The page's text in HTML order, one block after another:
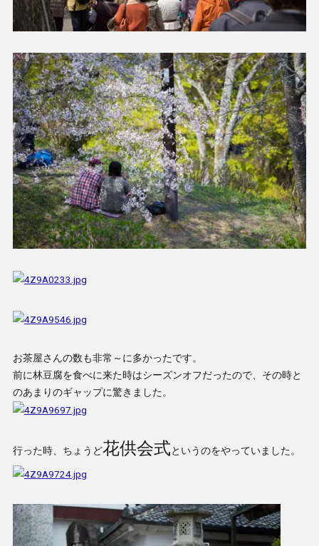
お茶屋さんの数も非常～に多かったです。
前に林豆腐を食べに来た時はシーズンオフだったので、その時と
のあまりのギャップに驚きました。
行った時、ちょうど花供会式というのをやっていました。